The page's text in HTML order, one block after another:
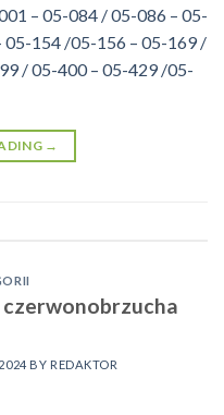
– 05-084 / 05-086 – 05-
05-154 /05-156 – 05-169 /
/ 05-400 – 05-429 /05-
→
czerwonobrzucha
BY REDAKTOR